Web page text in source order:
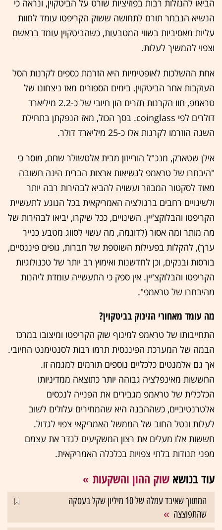
הביאו להנזלות רבות בפוזיציות שורט על הביטקוין, ונראה כי
הנשיא הנבחר תורם לתחושה ששוק הקריפטו עומד לחוות
עליות מאסיביות בשווי המטבעות, כשהביטקוין עומד בראשם
וצפוי להמשיך לעלות.
אחת ההשלכות לאופטימיות היא הזרמת כספים לקרנות הסל
העוקבות אחר הביטקוין. בימים הספורים מאז ניצחונו של
טראמפ, חוו הקרנות תזרים הון חיובי של כ-2.2 מיליארד
דולרים לפי coinglass. בסך הכול, מאז הנפקתן בתחילת
השנה הוזרמו לקרנות אלו כ-25 מיליארד דולר.
אילן שטארק, מנכ"ל הורייזון מבית אלטשולר שחם, מוסר כי
"היבחרו של טראמפ לנשיאות ארצות הברית הינה חשובה
מאוד לסקטור המבוזר ועשויה להביא לבהירות רבה יותר
ולשינויים רחבים ברגולציה האמריקאית בכל הנוגע לתעשיית
הקריפטו והבלוקצ'יין. השינויים, ככל שיקרו, יביאו לבהירות של
מה מותר ומה אסור (לדוגמה, מה עשוי לסווג מטבע כנייר
ערך), להקלות בפעילות השוטפת של חברות, גופים פיננסיים,
בורסות ובנקים, וכן לחדשנות ואימוץ רב יותר של טכנולוגיות
הקריפטו והבלוקצ'יין. אין ספק כי התעשייה עומדת ליהנות
מהיבחרו של טראמפ".
מה עומד מאחורי הזינוק בביטקוין?
התחייבותו של טראמפ למינוף שוק הקריפטו ומיצובו במרכז
הבמה של המערכת הפיננסית תרמו רבות לסנטימנט החיובי.
אך גם אלמנטים כלכליים נוספים תורמים למגמה זו.
החששות מאינפלציה גבוהה יותר כתוצאה ממדיניותו
הכלכלית של טראמפ מגבירים את הפנייה לנכסים
אלטרנטיביים, כשההבנה היא שהמחירים עלולים לשוב
לעלות ונטל החוב של הממשל האמריקאי צפוי לגדול.
חששות אלו מעלים את רצון המשקיעים לגדר את עצמם
מפני תנודות בלתי צפויות בכלכלה האמריקאית.
עוד בנושא שוק ההון והשקעות
המתווך שאיבד עמלה של 10 מיליון שקל בעסקה
שהתפוצצה